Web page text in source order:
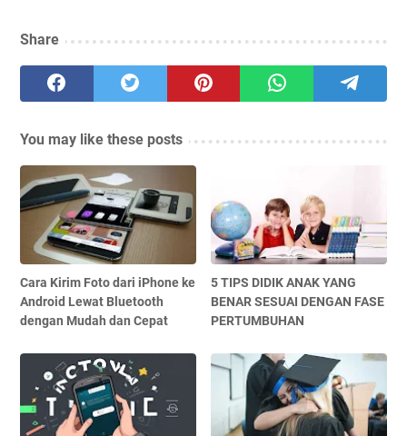
Share
You may like these posts
Cara Kirim Foto dari iPhone ke
Android Lewat Bluetooth
dengan Mudah dan Cepat
5 TIPS DIDIK ANAK YANG
BENAR SESUAI DENGAN FASE
PERTUMBUHAN